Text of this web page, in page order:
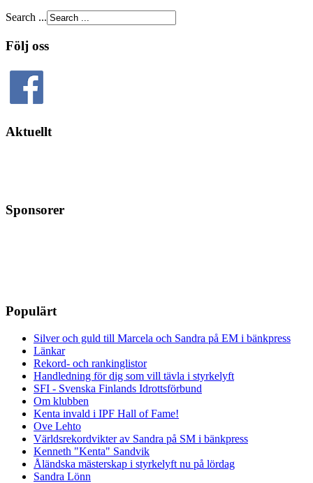
Search ...
Följ oss
Aktuellt
Sponsorer
Populärt
Silver och guld till Marcela och Sandra på EM i bänkpress
Länkar
Rekord- och rankinglistor
Handledning för dig som vill tävla i styrkelyft
SFI - Svenska Finlands Idrottsförbund
Om klubben
Kenta invald i IPF Hall of Fame!
Ove Lehto
Världsrekordvikter av Sandra på SM i bänkpress
Kenneth "Kenta" Sandvik
Åländska mästerskap i styrkelyft nu på lördag
Sandra Lönn